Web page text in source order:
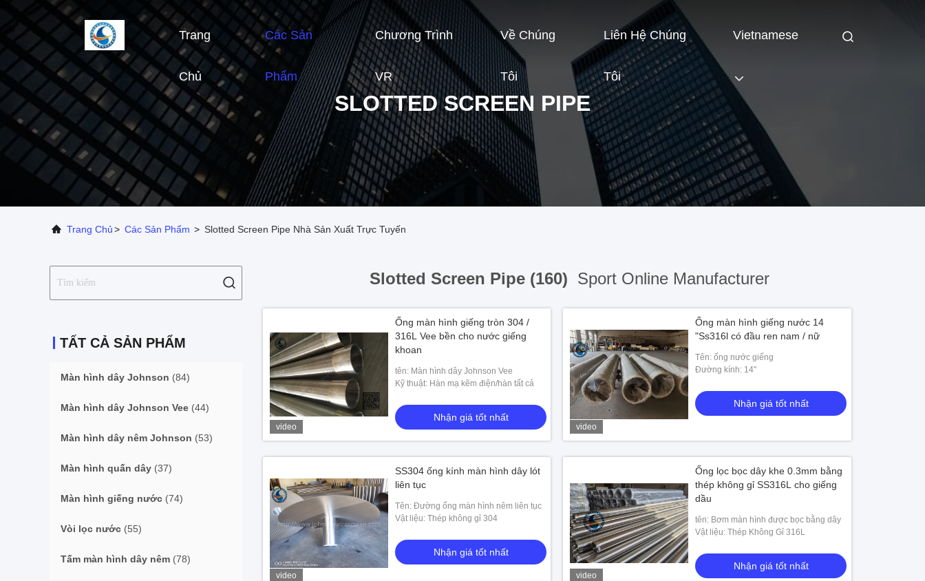
Trang
Chủ
Các Sản
Phẩm
Chương Trình
VR
Về Chúng
Tôi
Liên Hệ Chúng
Tôi
Vietnamese
SLOTTED SCREEN PIPE
Trang Chủ> Các Sản Phẩm > Slotted Screen Pipe Nhà Sản Xuất Trực Tuyến
TẤT CẢ SẢN PHẨM
Màn hình dây Johnson (84)
Màn hình dây Johnson Vee (44)
Màn hình dây nêm Johnson (53)
Màn hình quấn dây (37)
Màn hình giếng nước (74)
Vòi lọc nước (55)
Tấm màn hình dây nêm (78)
Slotted Screen Pipe (160) Sport Online Manufacturer
video
Ống màn hình giếng tròn 304 /
316L Vee bền cho nước giếng
khoan
tên: Màn hình dây Johnson Vee
Kỹ thuật: Hàn mạ kẽm điện/hàn tất cả
Nhận giá tốt nhất
video
Ống màn hình giếng nước 14
"Ss316l có đầu ren nam / nữ
Tên: ống nước giếng
Đường kính: 14"
Nhận giá tốt nhất
video
SS304 ống kính màn hình dây lót
liên tục
Tên: Đường ống màn hình nêm liên tục
Vật liệu: Thép không gỉ 304
Nhận giá tốt nhất
video
Ống lọc bọc dây khe 0.3mm bằng
thép không gỉ SS316L cho giếng
dầu
tên: Bơm màn hình được bọc bằng dây
Vật liệu: Thép Không Gỉ 316L
Nhận giá tốt nhất